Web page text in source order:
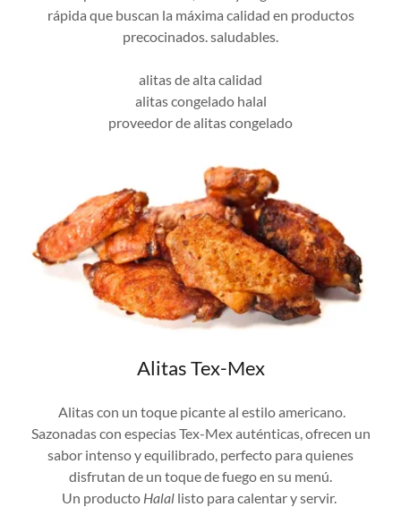
rápida que buscan la máxima calidad en productos
precocinados. saludables.
alitas de alta calidad
alitas congelado halal
proveedor de alitas congelado
Alitas Tex-Mex
Alitas con un toque picante al estilo americano.
Sazonadas con especias Tex-Mex auténticas, ofrecen un
sabor intenso y equilibrado, perfecto para quienes
disfrutan de un toque de fuego en su menú.
Un producto Halal listo para calentar y servir.